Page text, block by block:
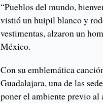
“Pueblos del mundo,
vistió un huipil blanco y
vestimentas, alzaron un
México.
Con su emblemática
Guadalajara, una de las
poner el ambiente previo al